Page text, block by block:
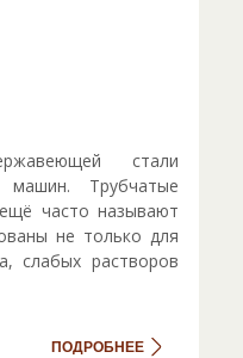
стали
Трубчатые
часто называют
не только для
слабых растворов
ПОДРОБНЕЕ